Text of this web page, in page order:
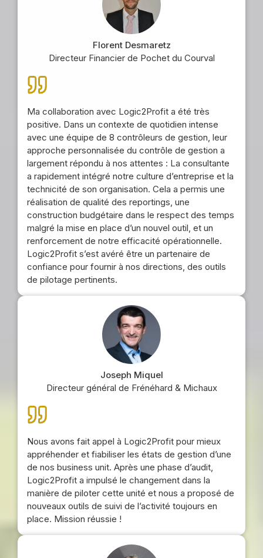
Florent Desmaretz
Directeur Financier de Pochet du Courval
Ma collaboration avec Logic2Profit a été très
positive. Dans un contexte de quotidien intense
avec une équipe de 8 contrôleurs de gestion, leur
approche personnalisée du contrôle de gestion a
largement répondu à nos attentes : La consultante
a rapidement intégré notre culture d’entreprise et la
technicité de son organisation. Cela a permis une
réalisation de qualité des reportings, une
construction budgétaire dans le respect des temps
malgré la mise en place d’un nouvel outil, et un
renforcement de notre efficacité opérationnelle.
Logic2Profit s’est avéré être un partenaire de
confiance pour fournir à nos directions, des outils
de pilotage pertinents.
Joseph Miquel
Directeur général de Frénéhard & Michaux
Nous avons fait appel à Logic2Profit pour mieux
appréhender et fiabiliser les états de gestion d’une
de nos business unit. Après une phase d’audit,
Logic2Profit a impulsé le changement dans la
manière de piloter cette unité et nous a proposé de
nouveaux outils de suivi de l’activité toujours en
place. Mission réussie !